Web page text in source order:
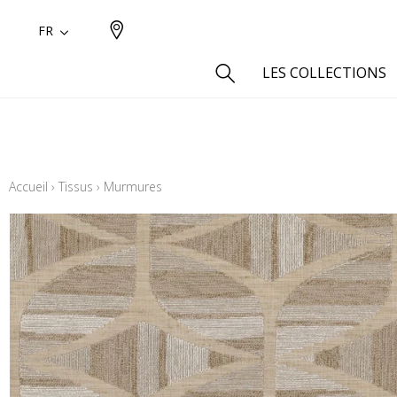
FR
LES COLLECTIONS
Coton
Laine
Lin
Accueil › Tissus › Murmures